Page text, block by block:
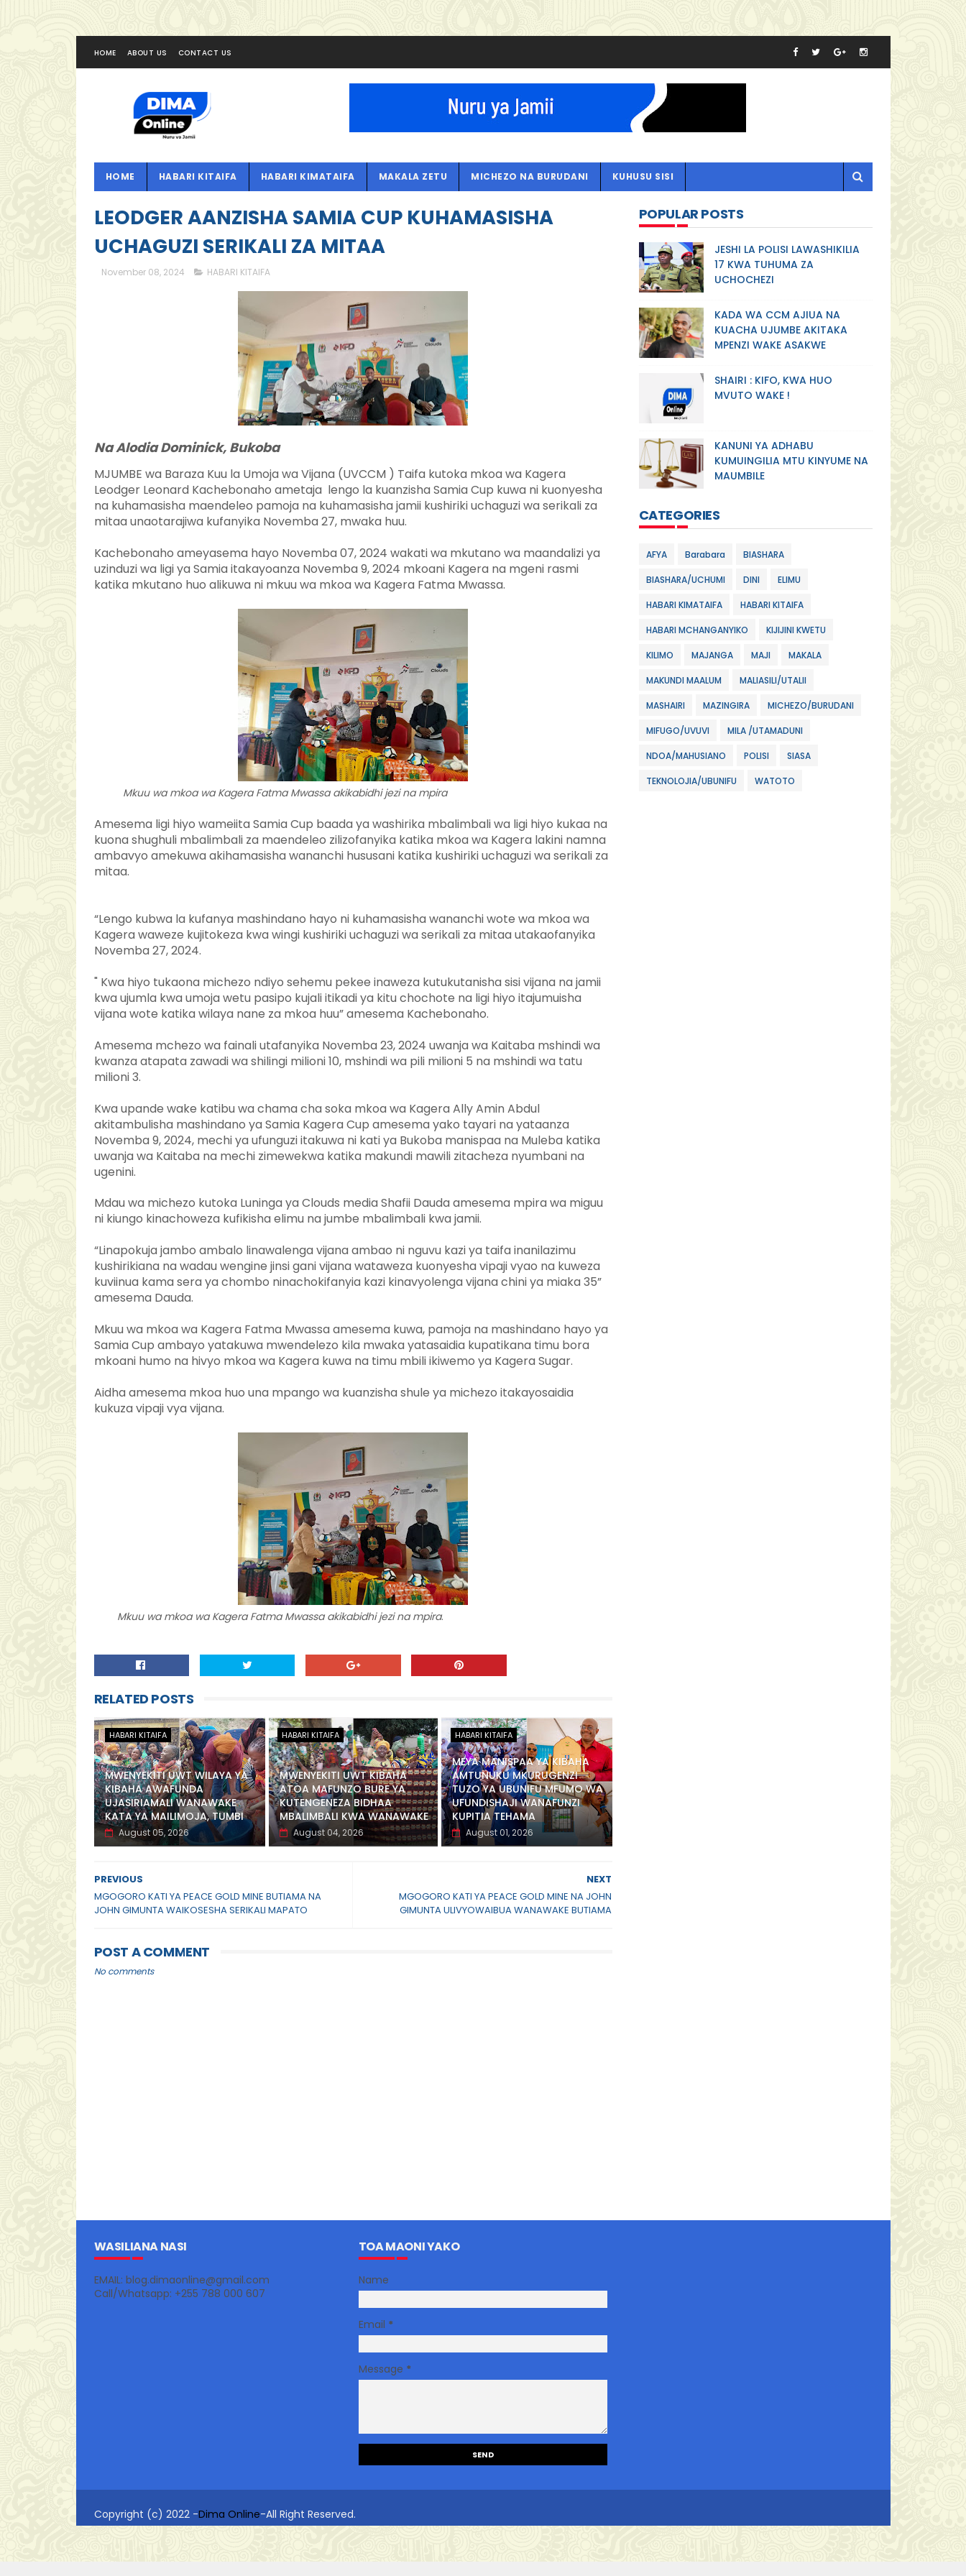
HOME ABOUT US CONTACT US
HOME HABARI KITAIFA HABARI KIMATAIFA MAKALA ZETU MICHEZO NA BURUDANI KUHUSU SISI
LEODGER AANZISHA SAMIA CUP KUHAMASISHA
UCHAGUZI SERIKALI ZA MITAA
November 08, 2024 HABARI KITAIFA
Na Alodia Dominick, Bukoba
MJUMBE wa Baraza Kuu la Umoja wa Vijana (UVCCM ) Taifa kutoka mkoa wa Kagera
Leodger Leonard Kachebonaho ametaja lengo la kuanzisha Samia Cup kuwa ni kuonyesha
na kuhamasisha maendeleo pamoja na kuhamasisha jamii kushiriki uchaguzi wa serikali za
mitaa unaotarajiwa kufanyika Novemba 27, mwaka huu.
Kachebonaho ameyasema hayo Novemba 07, 2024 wakati wa mkutano wa maandalizi ya
uzinduzi wa ligi ya Samia itakayoanza Novemba 9, 2024 mkoani Kagera na mgeni rasmi
katika mkutano huo alikuwa ni mkuu wa mkoa wa Kagera Fatma Mwassa.
Mkuu wa mkoa wa Kagera Fatma Mwassa akikabidhi jezi na mpira
Amesema ligi hiyo wameiita Samia Cup baada ya washirika mbalimbali wa ligi hiyo kukaa na
kuona shughuli mbalimbali za maendeleo zilizofanyika katika mkoa wa Kagera lakini namna
ambavyo amekuwa akihamasisha wananchi hususani katika kushiriki uchaguzi wa serikali za
mitaa.
“Lengo kubwa la kufanya mashindano hayo ni kuhamasisha wananchi wote wa mkoa wa
Kagera waweze kujitokeza kwa wingi kushiriki uchaguzi wa serikali za mitaa utakaofanyika
Novemba 27, 2024.
" Kwa hiyo tukaona michezo ndiyo sehemu pekee inaweza kutukutanisha sisi vijana na jamii
kwa ujumla kwa umoja wetu pasipo kujali itikadi ya kitu chochote na ligi hiyo itajumuisha
vijana wote katika wilaya nane za mkoa huu” amesema Kachebonaho.
Amesema mchezo wa fainali utafanyika Novemba 23, 2024 uwanja wa Kaitaba mshindi wa
kwanza atapata zawadi wa shilingi milioni 10, mshindi wa pili milioni 5 na mshindi wa tatu
milioni 3.
Kwa upande wake katibu wa chama cha soka mkoa wa Kagera Ally Amin Abdul
akitambulisha mashindano ya Samia Kagera Cup amesema yako tayari na yataanza
Novemba 9, 2024, mechi ya ufunguzi itakuwa ni kati ya Bukoba manispaa na Muleba katika
uwanja wa Kaitaba na mechi zimewekwa katika makundi mawili zitacheza nyumbani na
ugenini.
Mdau wa michezo kutoka Luninga ya Clouds media Shafii Dauda amesema mpira wa miguu
ni kiungo kinachoweza kufikisha elimu na jumbe mbalimbali kwa jamii.
“Linapokuja jambo ambalo linawalenga vijana ambao ni nguvu kazi ya taifa inanilazimu
kushirikiana na wadau wengine jinsi gani vijana wataweza kuonyesha vipaji vyao na kuweza
kuviinua kama sera ya chombo ninachokifanyia kazi kinavyolenga vijana chini ya miaka 35”
amesema Dauda.
Mkuu wa mkoa wa Kagera Fatma Mwassa amesema kuwa, pamoja na mashindano hayo ya
Samia Cup ambayo yatakuwa mwendelezo kila mwaka yatasaidia kupatikana timu bora
mkoani humo na hivyo mkoa wa Kagera kuwa na timu mbili ikiwemo ya Kagera Sugar.
Aidha amesema mkoa huo una mpango wa kuanzisha shule ya michezo itakayosaidia
kukuza vipaji vya vijana.
Mkuu wa mkoa wa Kagera Fatma Mwassa akikabidhi jezi na mpira.
RELATED POSTS
HABARI KITAIFA
MWENYEKITI UWT WILAYA YA
KIBAHA AWAFUNDA
UJASIRIAMALI WANAWAKE
KATA YA MAILIMOJA, TUMBI
August 05, 2026
HABARI KITAIFA
MWENYEKITI UWT KIBAHA
ATOA MAFUNZO BURE YA
KUTENGENEZA BIDHAA
MBALIMBALI KWA WANAWAKE
August 04, 2026
HABARI KITAIFA
MEYA MANISPAA YA KIBAHA
AMTUNUKU MKURUGENZI
TUZO YA UBUNIFU MFUMO WA
UFUNDISHAJI WANAFUNZI
KUPITIA TEHAMA
August 01, 2026
NEXT
MGOGORO KATI YA PEACE GOLD MINE NA JOHN
GIMUNTA ULIVYOWAIBUA WANAWAKE BUTIAMA
PREVIOUS
MGOGORO KATI YA PEACE GOLD MINE BUTIAMA NA
JOHN GIMUNTA WAIKOSESHA SERIKALI MAPATO
POST A COMMENT
No comments
POPULAR POSTS
JESHI LA POLISI LAWASHIKILIA
17 KWA TUHUMA ZA
UCHOCHEZI
KADA WA CCM AJIUA NA
KUACHA UJUMBE AKITAKA
MPENZI WAKE ASAKWE
SHAIRI : KIFO, KWA HUO
MVUTO WAKE !
KANUNI YA ADHABU
KUMUINGILIA MTU KINYUME NA
MAUMBILE
CATEGORIES
AFYA Barabara BIASHARA
BIASHARA/UCHUMI DINI ELIMU
HABARI KIMATAIFA HABARI KITAIFA
HABARI MCHANGANYIKO KIJIJINI KWETU
KILIMO MAJANGA MAJI MAKALA
MAKUNDI MAALUM MALIASILI/UTALII
MASHAIRI MAZINGIRA MICHEZO/BURUDANI
MIFUGO/UVUVI MILA /UTAMADUNI
NDOA/MAHUSIANO POLISI SIASA
TEKNOLOJIA/UBUNIFU WATOTO
WASILIANA NASI
EMAIL: blog.dimaonline@gmail.com
Call/Whatsapp: +255 788 000 607
TOA MAONI YAKO
Name
Email *
Message *
Copyright (c) 2022 -Dima Online-All Right Reserved.